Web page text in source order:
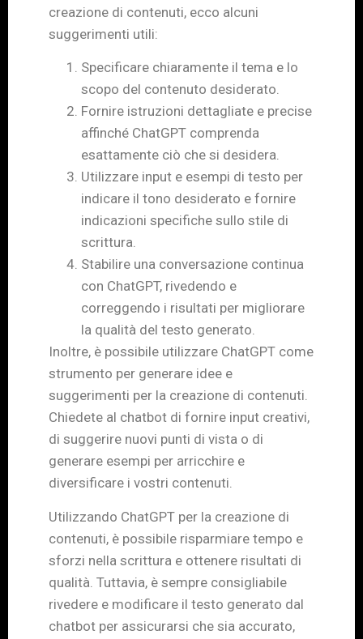
creazione di contenuti, ecco alcuni
suggerimenti utili:
Specificare chiaramente il tema e lo
scopo del contenuto desiderato.
Fornire istruzioni dettagliate e precise
affinché ChatGPT comprenda
esattamente ciò che si desidera.
Utilizzare input e esempi di testo per
indicare il tono desiderato e fornire
indicazioni specifiche sullo stile di
scrittura.
Stabilire una conversazione continua
con ChatGPT, rivedendo e
correggendo i risultati per migliorare
la qualità del testo generato.
Inoltre, è possibile utilizzare ChatGPT come
strumento per generare idee e
suggerimenti per la creazione di contenuti.
Chiedete al chatbot di fornire input creativi,
di suggerire nuovi punti di vista o di
generare esempi per arricchire e
diversificare i vostri contenuti.
Utilizzando ChatGPT per la creazione di
contenuti, è possibile risparmiare tempo e
sforzi nella scrittura e ottenere risultati di
qualità. Tuttavia, è sempre consigliabile
rivedere e modificare il testo generato dal
chatbot per assicurarsi che sia accurato,